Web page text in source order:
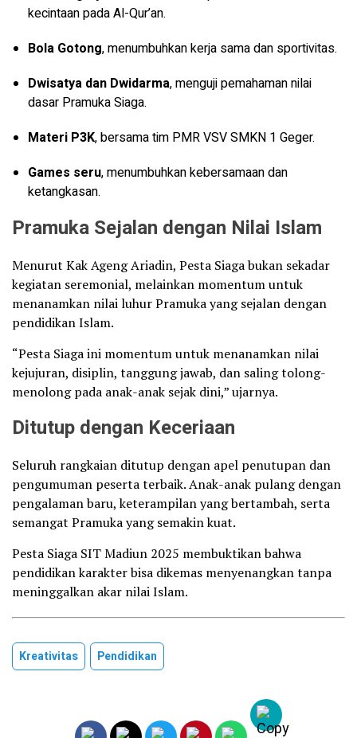
kecintaan pada Al-Qur’an.
Bola Gotong, menumbuhkan kerja sama dan sportivitas.
Dwisatya dan Dwidarma, menguji pemahaman nilai
dasar Pramuka Siaga.
Materi P3K, bersama tim PMR VSV SMKN 1 Geger.
Games seru, menumbuhkan kebersamaan dan
ketangkasan.
Pramuka Sejalan dengan Nilai Islam
Menurut Kak Ageng Ariadin, Pesta Siaga bukan sekadar
kegiatan seremonial, melainkan momentum untuk
menanamkan nilai luhur Pramuka yang sejalan dengan
pendidikan Islam.
“Pesta Siaga ini momentum untuk menanamkan nilai
kejujuran, disiplin, tanggung jawab, dan saling tolong-
menolong pada anak-anak sejak dini,” ujarnya.
Ditutup dengan Keceriaan
Seluruh rangkaian ditutup dengan apel penutupan dan
pengumuman peserta terbaik. Anak-anak pulang dengan
pengalaman baru, keterampilan yang bertambah, serta
semangat Pramuka yang semakin kuat.
Pesta Siaga SIT Madiun 2025 membuktikan bahwa
pendidikan karakter bisa dikemas menyenangkan tanpa
meninggalkan akar nilai Islam.
Kreativitas Pendidikan